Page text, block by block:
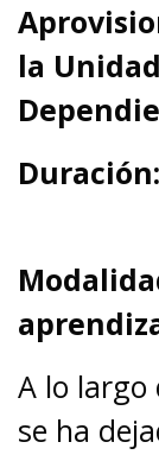
la
A lo largo
se ha